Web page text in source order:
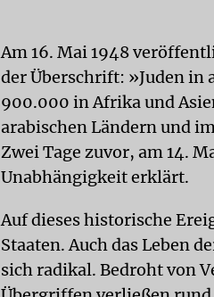
Am 16. Mai 1948
der Überschrift: »Juden in
900.000 in Afrika und
arabischen Ländern und
Zwei Tage zuvor, am 14.
Unabhängigkeit erklärt.
Auf dieses historische
Staaten. Auch das Leben
sich radikal. Bedroht von